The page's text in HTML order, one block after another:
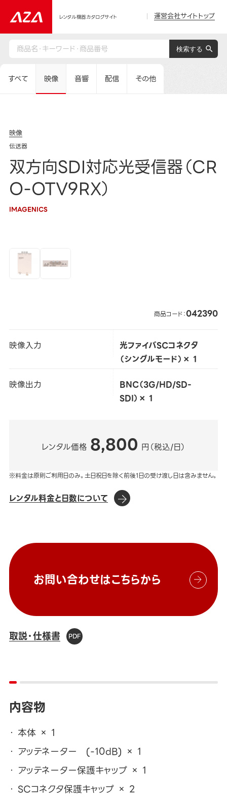
レンタル機器カタログサイト 運営会社サイトトップ
すべて 映像 音響 配信 その他
映像
伝送器
双方向SDI対応光受信器（CR
O-OTV9RX）
IMAGENICS
商品コード：042390
映像入力
光ファイバSCコネクタ
（シングルモード）× 1
映像出力
BNC（3G/HD/SD-
SDI）× 1
レンタル価格 8,800 円（税込/日）
※料金は原則ご利用日のみ。土日祝日を除く前後1日の受け渡し日は含みません。
レンタル料金と日数について
お問い合わせはこちらから
取説・仕様書
内容物
本体 × 1
アッテネーター (-10dB) × 1
アッテネーター保護キャップ × 1
SCコネクタ保護キャップ × 2